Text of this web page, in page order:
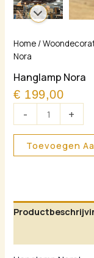
Home /
Nora
Hanglamp Nora
€ 199,00
-
Hanglamp
Nora
+
Toevoegen